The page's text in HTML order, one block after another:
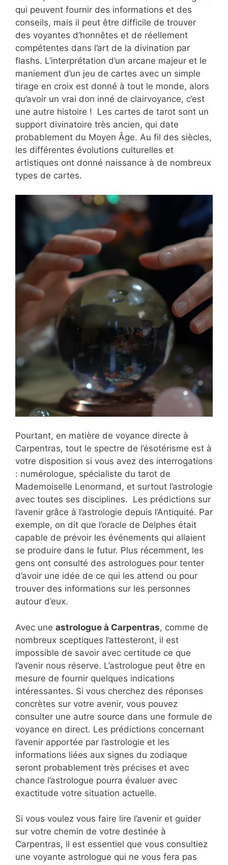
qui peuvent fournir des informations et des
conseils, mais il peut être difficile de trouver
des voyantes d’honnêtes et de réellement
compétentes dans l’art de la divination par
flashs. L’interprétation d’un arcane majeur et le
maniement d’un jeu de cartes avec un simple
tirage en croix est donné à tout le monde, alors
qu’avoir un vrai don inné de clairvoyance, c’est
une autre histoire ! Les cartes de tarot sont un
support divinatoire très ancien, qui date
probablement du Moyen Âge. Au fil des siècles,
les différentes évolutions culturelles et
artistiques ont donné naissance à de nombreux
types de cartes.
Pourtant, en matière de voyance directe à
Carpentras, tout le spectre de l’ésotérisme est à
votre disposition si vous avez des interrogations
: numérologue, spécialiste du tarot de
Mademoiselle Lenormand, et surtout l’astrologie
avec toutes ses disciplines. Les prédictions sur
l’avenir grâce à l’astrologie depuis l’Antiquité. Par
exemple, on dit que l’oracle de Delphes était
capable de prévoir les événements qui allaient
se produire dans le futur. Plus récemment, les
gens ont consulté des astrologues pour tenter
d’avoir une idée de ce qui les attend ou pour
trouver des informations sur les personnes
autour d’eux.
Avec une astrologue à Carpentras, comme de
nombreux sceptiques l’attesteront, il est
impossible de savoir avec certitude ce que
l’avenir nous réserve. L’astrologue peut être en
mesure de fournir quelques indications
intéressantes. Si vous cherchez des réponses
concrètes sur votre avenir, vous pouvez
consulter une autre source dans une formule de
voyance en direct. Les prédictions concernant
l’avenir apportée par l’astrologie et les
informations liées aux signes du zodiaque
seront probablement très précises et avec
chance l’astrologue pourra évaluer avec
exactitude votre situation actuelle.
Si vous voulez vous faire lire l’avenir et guider
sur votre chemin de votre destinée à
Carpentras, il est essentiel que vous consultiez
une voyante astrologue qui ne vous fera pas